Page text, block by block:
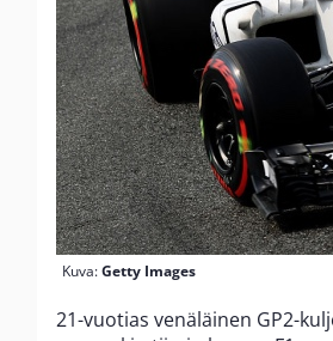
Kuva:Getty Images
21-vuotias venäläinen GP2-